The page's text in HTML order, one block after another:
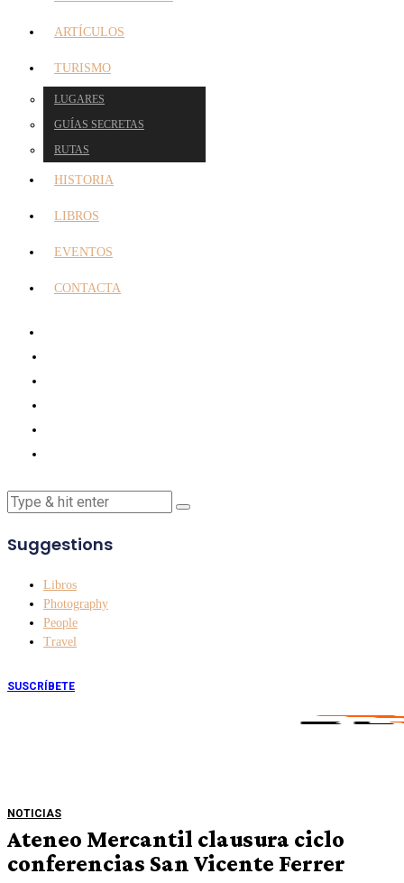
ARTÍCULOS
TURISMO
LUGARES
GUÍAS SECRETAS
RUTAS
HISTORIA
LIBROS
EVENTOS
CONTACTA
Suggestions
Libros
Photography
People
Travel
SUSCRÍBETE
NOTICIAS
Ateneo Mercantil clausura ciclo
conferencias San Vicente Ferrer